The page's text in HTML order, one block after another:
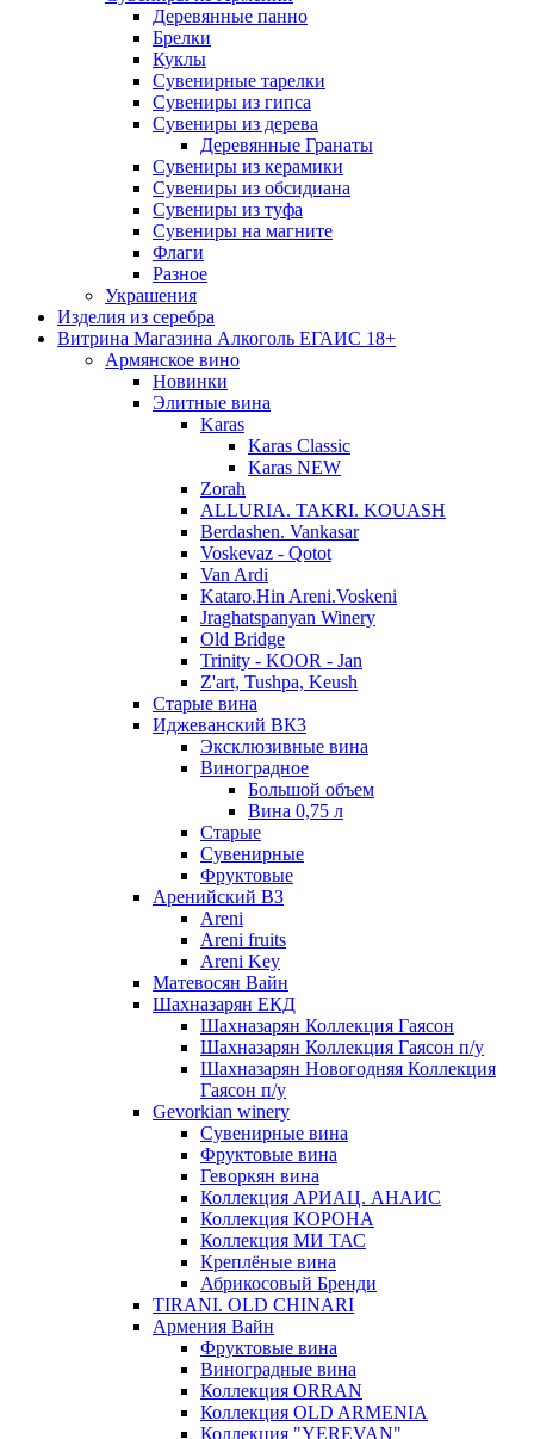
Деревянные панно
Брелки
Куклы
Сувенирные тарелки
Сувениры из гипса
Сувениры из дерева
Деревянные Гранаты
Сувениры из керамики
Сувениры из обсидиана
Сувениры из туфа
Сувениры на магните
Флаги
Разное
Украшения
Изделия из серебра
Витрина Магазина Алкоголь ЕГАИС 18+
Армянское вино
Новинки
Элитные вина
Karas
Karas Classic
Karas NEW
Zorah
ALLURIA. TAKRI. KOUASH
Berdashen. Vankasar
Voskevaz - Qotot
Van Ardi
Kataro.Hin Areni.Voskeni
Jraghatspanyan Winery
Old Bridge
Trinity - KOOR - Jan
Z'art, Tushpa, Keush
Старые вина
Иджеванский ВК3
Эксклюзивные вина
Виноградное
Большой объем
Вина 0,75 л
Старые
Сувенирные
Фруктовые
Аренийский ВЗ
Areni
Areni fruits
Areni Key
Матевосян Вайн
Шахназарян ЕКД
Шахназарян Коллекция Гаясон
Шахназарян Коллекция Гаясон п/у
Шахназарян Новогодняя Коллекция
Гаясон п/у
Gevorkian winery
Сувенирные вина
Фруктовые вина
Геворкян вина
Коллекция АРИАЦ. АНАИС
Коллекция КОРОНА
Коллекция МИ ТАС
Креплёные вина
Абрикосовый Бренди
TIRANI. OLD CHINARI
Армения Вайн
Фруктовые вина
Виноградные вина
Коллекция ORRAN
Коллекция OLD ARMENIA
Коллекция "YEREVAN"